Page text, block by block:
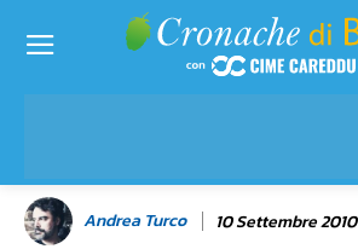
Andrea Turco 10 Settembre 2010